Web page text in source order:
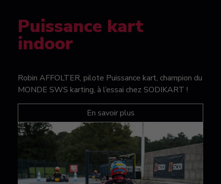
Puissance kart
indoor
Robin AFFOLTER, pilote Puissance kart, champion du
MONDE SWS karting, à l’essai chez SODIKART !
En savoir plus